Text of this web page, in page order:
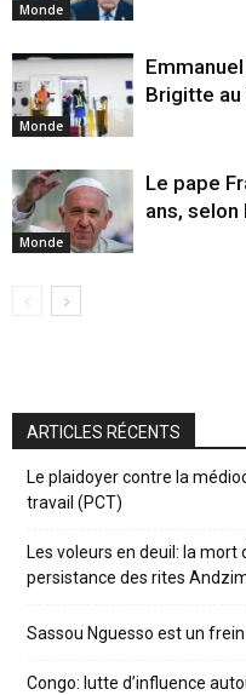
Monde
Monde
Brigitte au
Monde
Le pape
ans, selon
ARTICLES RÉCENTS
Le plaidoyer contre la
travail (PCT)
Les voleurs en deuil: la mort
persistance des rites
Sassou Nguesso est un
Congo: lutte d’influence